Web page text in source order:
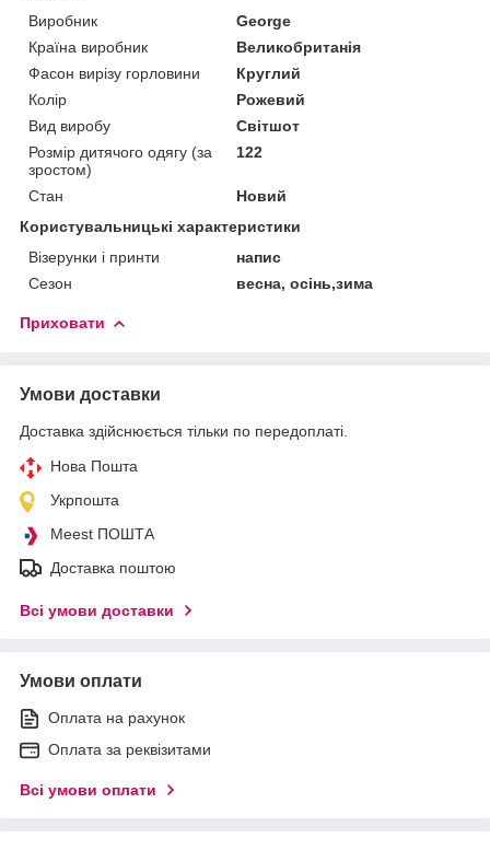
Виробник
George
Країна виробник
Великобританія
Фасон вирізу горловини
Круглий
Колір
Рожевий
Вид виробу
Світшот
Розмір дитячого одягу (за
зростом)
122
Стан
Новий
Користувальницькі характеристики
Візерунки і принти
напис
Сезон
весна, осінь,зима
Приховати
Умови доставки
Доставка здійснюється тільки по передоплаті.
Нова Пошта
Укрпошта
Meest ПОШТА
Доставка поштою
Всі умови доставки
Умови оплати
Оплата на рахунок
Оплата за реквізитами
Всі умови оплати